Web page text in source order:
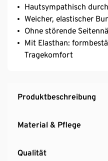
Hautsympathisch
Weicher, elastischer
Ohne störende
Mit Elasthan:
Tragekomfort
Produktbeschreibung
Material & Pflege
Qualität